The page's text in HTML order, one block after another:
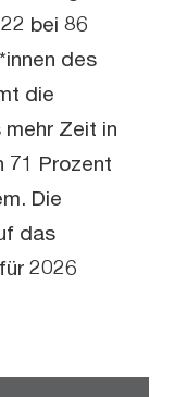
bei 86
des
die
Zeit in
71 Prozent
Die
das
2026